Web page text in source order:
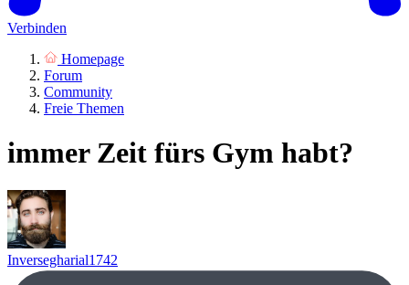
Verbinden
Homepage
Forum
Community
Freie Themen
immer Zeit fürs Gym habt?
Inversegharial1742